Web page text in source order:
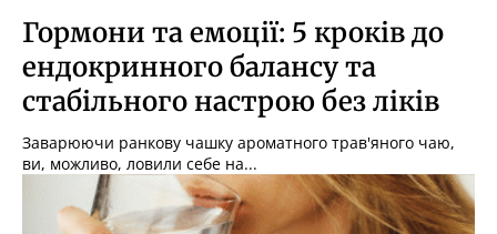
Гормони та емоції: 5 кроків до
ендокринного балансу та
стабільного настрою без ліків
Заварюючи ранкову чашку ароматного трав'яного чаю,
ви, можливо, ловили себе на...